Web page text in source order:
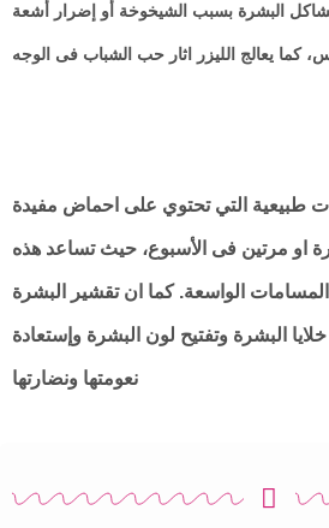
البشرة بسبب الشيخوخة أو إضرار أشعة
كما يعالج الليزر اثار حب الشباب فى الوجه
طبيعية التي تحتوي على احماض مفيدة
او مرتين فى الأسبوع، حيث تساعد هذه
الواسعة. كما ان تقشير البشرة
البشرة وتفتيح لون البشرة وإستعادة
نعومتها ونضارتها